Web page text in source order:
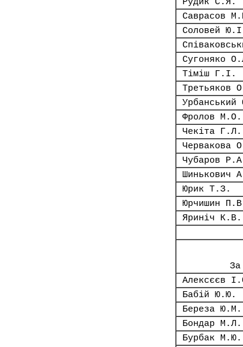
Саврасов
Соловей
Сугоняко
Тіміш Г.І.
Третьяков
Урбанський
Фролов М.О.
Чекіта Г.Л.
Червакова
Чубаров
Шинькович
Юрик Т.З.
Юрчишин
Яриніч К.В.
Алексєєв
Бабій Ю.Ю.
Береза Ю.М.
Бондар М.Л.
Бурбак М.Ю.